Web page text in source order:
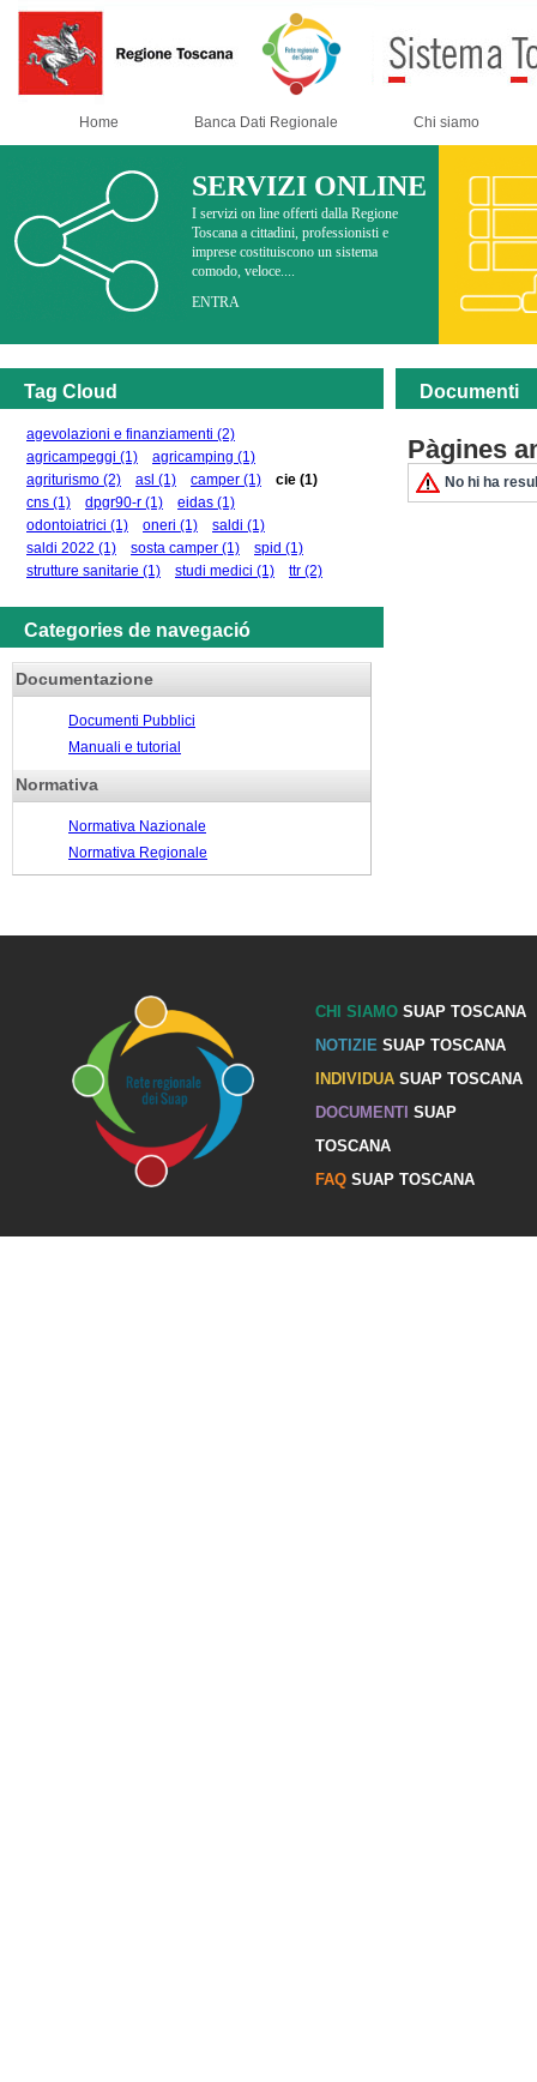
Home Banca Dati Regionale Chi siamo
SERVIZI ONLINE
I servizi on line offerti dalla Regione
Toscana a cittadini, professionisti e
imprese costituiscono un sistema
comodo, veloce....
ENTRA
Tag Cloud
agevolazioni e finanziamenti (2)
agricampeggi (1) agricamping (1)
agriturismo (2) asl (1) camper (1) cie (1)
cns (1) dpgr90-r (1) eidas (1)
odontoiatrici (1) oneri (1) saldi (1)
saldi 2022 (1) sosta camper (1) spid (1)
strutture sanitarie (1) studi medici (1) ttr (2)
Categories de navegació
Documentazione
Documenti Pubblici
Manuali e tutorial
Normativa
Normativa Nazionale
Normativa Regionale
Documenti
Pàgines
No hi ha
CHI SIAMOSUAP TOSCANA
NOTIZIE SUAP TOSCANA
INDIVIDUASUAP TOSCANA
DOCUMENTI SUAP
TOSCANA
FAQSUAP TOSCANA